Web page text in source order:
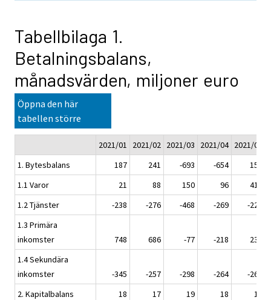
Tabellbilaga 1.
Betalningsbalans,
månadsvärden, miljoner euro
Öppna den här
tabellen större
2021/01 2021/02 2021/03 2021/04 2021/05
1. Bytesbalans
187 241 -693 -654
154
1.1 Varor
21 88 150 96
410
1.2 Tjänster
-238 -276 -468 -269
-229
1.3 Primära
inkomster
748 686 -77 -218
236
1.4 Sekundära
inkomster
-345 -257 -298 -264
-263
2. Kapitalbalans
18 17 19 18
18